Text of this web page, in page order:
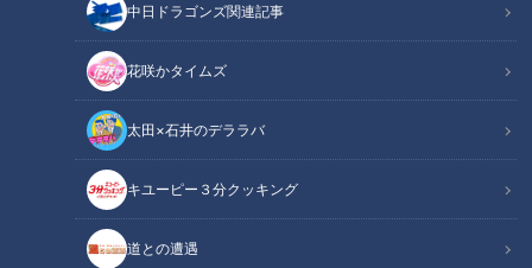
中日ドラゴンズ関連記事
花咲かタイムズ
太田×石井のデララバ
キユーピー３分クッキング
道との遭遇
この記事の画像（全15枚）